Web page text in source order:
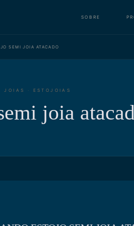
SOBRE
SEMI JOIA ATACADO
JOIAS · ESTOJOIAS
joia